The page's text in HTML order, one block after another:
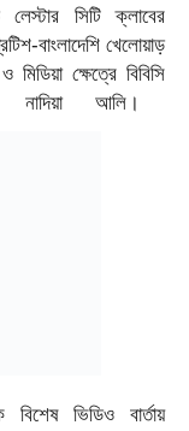
লেস্টার সিটি ক্লাবের
বাংলাদেশি খেলোয়াড়
ক্ষেত্রে বিবিসি
নাদিয়া আলি।
বিশেষভিডিও বার্তায়